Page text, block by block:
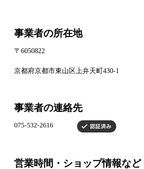
事業者の所在地
〒6050822
京都府京都市東山区上弁天町430-1
事業者の連絡先
営業時間・ショップ情報など